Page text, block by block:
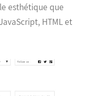
esthétique que
HTML et